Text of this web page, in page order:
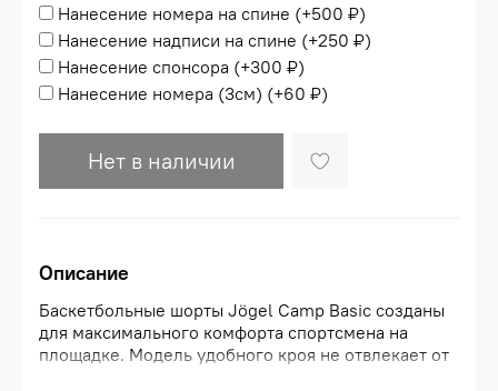
Нанесение номера на спине (+500 ₽)
Нанесение надписи на спине (+250 ₽)
Нанесение спонсора (+300 ₽)
Нанесение номера (3см) (+60 ₽)
Нет в наличии
Описание
Баскетбольные шорты Jögel Camp Basic созданы
для максимального комфорта спортсмена на
площадке. Модель удобного кроя не отвлекает от